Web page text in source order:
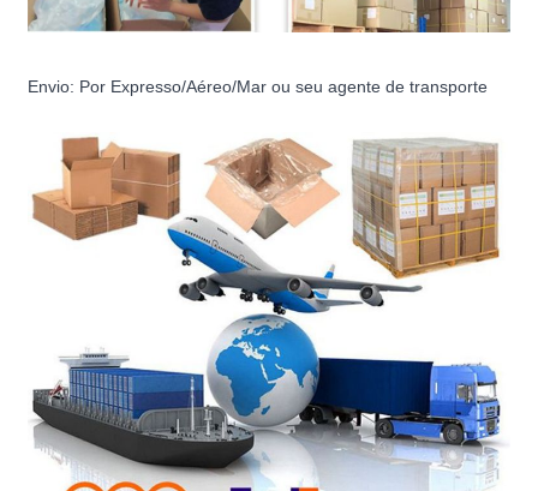
Envio: Por Expresso/Aéreo/Mar ou seu agente de transporte